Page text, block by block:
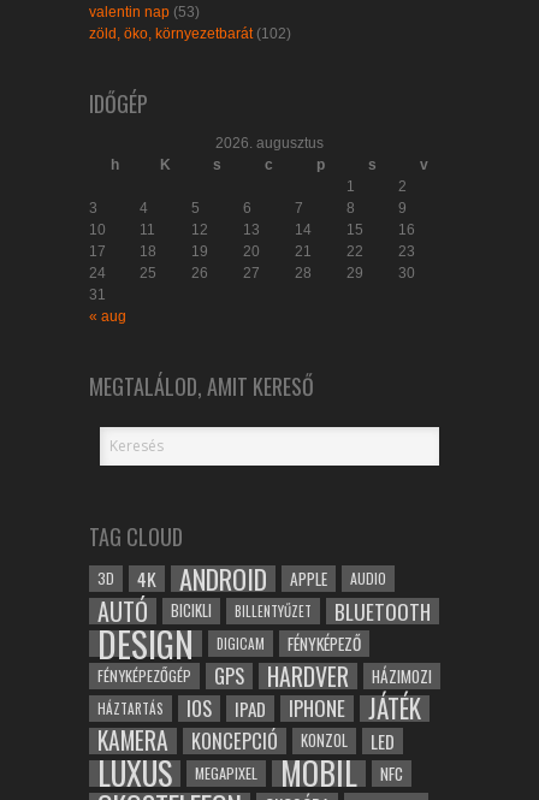
valentin nap (53)
zöld, öko, környezetbarát (102)
IDŐGÉP
2026. augusztus
h
K s c p s
v
1
2
3
4 5 6 7 8
9
10
11 12 13 14 15
16
17
18 19 20 21 22
23
24
25 26 27 28 29
30
31
« aug
MEGTALÁLOD, AMIT KERESŐ
TAG CLOUD
3D 4K ANDROID APPLE AUDIO
AUTÓ BICIKLI BILLENTYŰZET BLUETOOTH
DESIGN DIGICAM FÉNYKÉPEZŐ
FÉNYKÉPEZŐGÉP GPS HARDVER HÁZIMOZI
HÁZTARTÁS IOS IPAD IPHONE JÁTÉK
KAMERA KONCEPCIÓ KONZOL LED
LUXUS MEGAPIXEL MOBIL NFC